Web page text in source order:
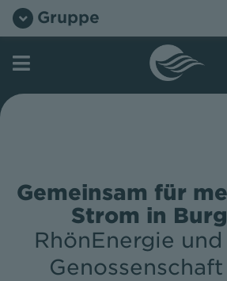
Zum
InhaltGruppe
Gemeinsam für
Strom in
RhönEnergie